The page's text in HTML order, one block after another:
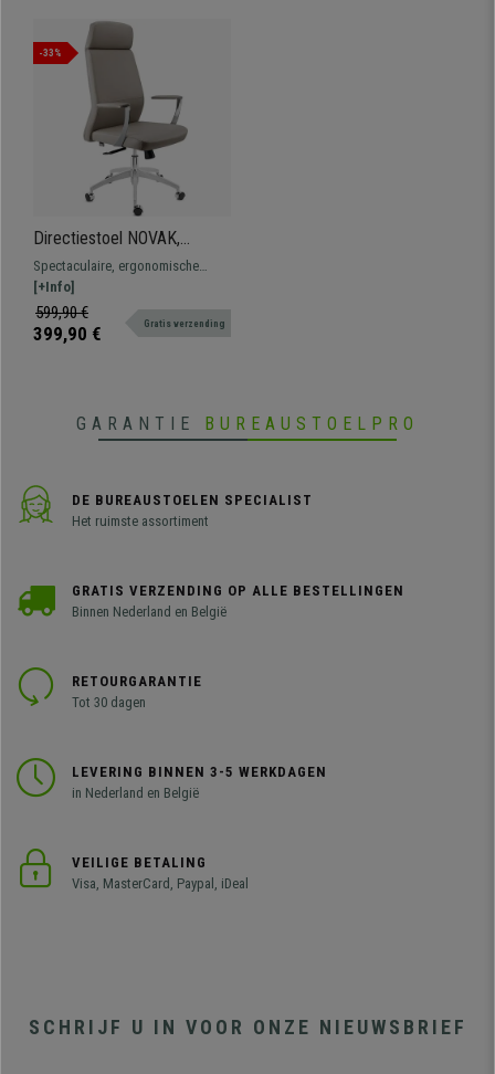
-33%
Directiestoel NOVAK,
Elegant Ontwerp, Hoge
Kwaliteit, Grijs Leder
Spectaculaire, ergonomische
directiestoel met
synchroonmechanisme,
onberispelijke productiekwaliteit,
bekleed met synthetisch leder van
[+Info]
599,90 €
399,90 € Gratis verzending
GARANTIE BUREAUSTOELPRO
DE BUREAUSTOELEN SPECIALIST
Het ruimste assortiment
GRATIS VERZENDING OP ALLE BESTELLINGEN
Binnen Nederland en België
RETOURGARANTIE
Tot 30 dagen
LEVERING BINNEN 3-5 WERKDAGEN
in Nederland en België
VEILIGE BETALING
Visa, MasterCard, Paypal, iDeal
SCHRIJF U IN VOOR ONZE NIEUWSBRIEF